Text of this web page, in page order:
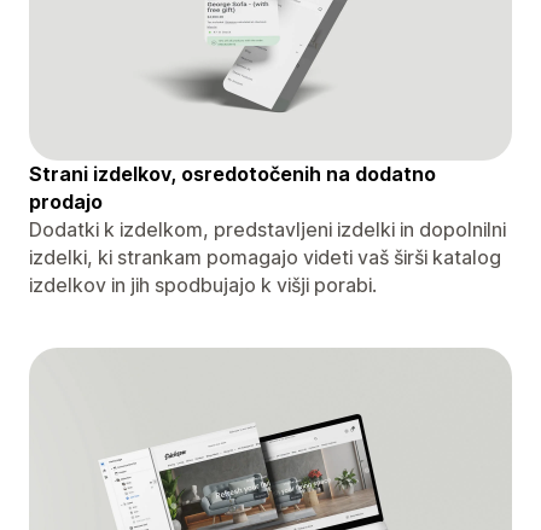
Strani izdelkov, osredotočenih na dodatno
prodajo
Dodatki k izdelkom, predstavljeni izdelki in dopolnilni
izdelki, ki strankam pomagajo videti vaš širši katalog
izdelkov in jih spodbujajo k višji porabi.